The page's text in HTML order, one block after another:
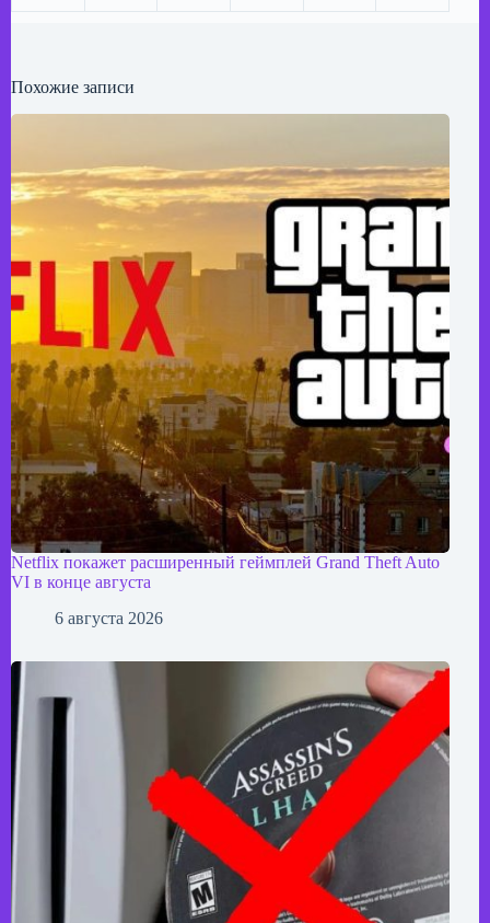
Похожие записи
Netflix покажет расширенный геймплей Grand Theft Auto
VI в конце августа
6 августа 2026